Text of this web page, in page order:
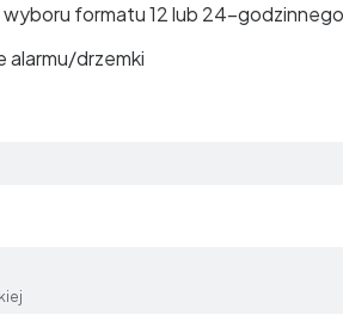
wyboru formatu 12 lub 24-godzinnego
alarmu/drzemki